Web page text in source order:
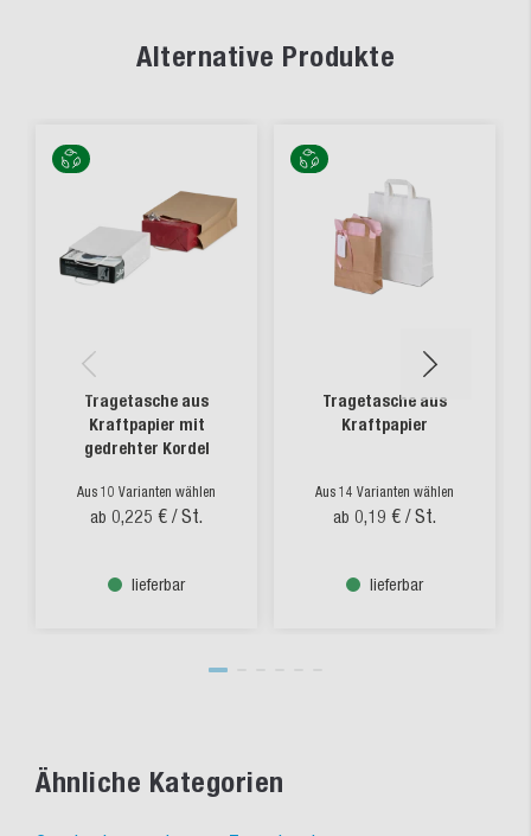
Alternative Produkte
Tragetasche aus
Kraftpapier mit
gedrehter Kordel
Aus 10 Varianten wählen
ab 0,225 € / St.
lieferbar
Tragetasche aus
Kraftpapier
Aus 14 Varianten wählen
ab 0,19 € / St.
lieferbar
Ähnliche Kategorien